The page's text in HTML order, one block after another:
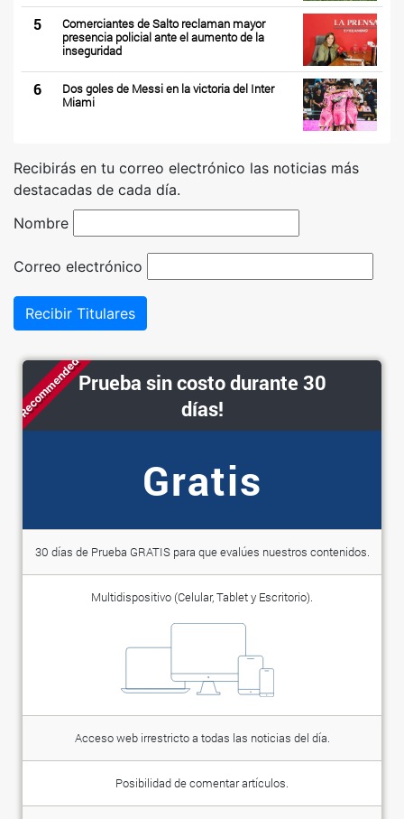
5
Comerciantes de Salto reclaman mayor
presencia policial ante el aumento de la
inseguridad
6
Dos goles de Messi en la victoria del Inter
Miami
Recibirás en tu correo electrónico las noticias más
destacadas de cada día.
Nombre
Correo electrónico
Recibir Titulares
RecommendedPrueba sin costo durante 30
días!
Gratis
30 días de Prueba GRATIS para que evalúes nuestros contenidos.
Multidispositivo (Celular, Tablet y Escritorio).
Acceso web irrestricto a todas las noticias del día.
Posibilidad de comentar artículos.